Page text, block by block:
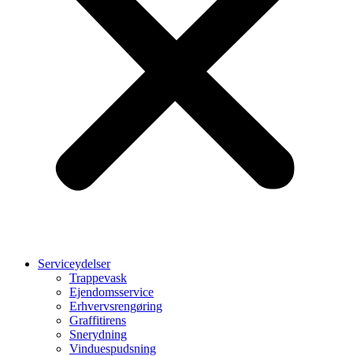
Serviceydelser
Trappevask
Ejendomsservice
Erhvervsrengøring
Graffitirens
Snerydning
Vinduespudsning